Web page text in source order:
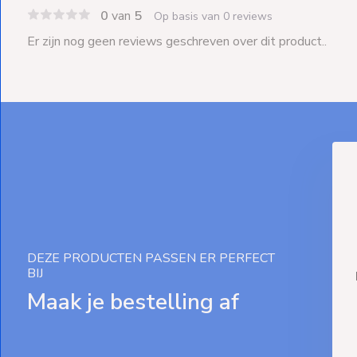
0 van 5 Op basis van 0 reviews
Er zijn nog geen reviews geschreven over dit product..
DEZE PRODUCTEN PASSEN ER PERFECT
BIJ
Maak je bestelling af